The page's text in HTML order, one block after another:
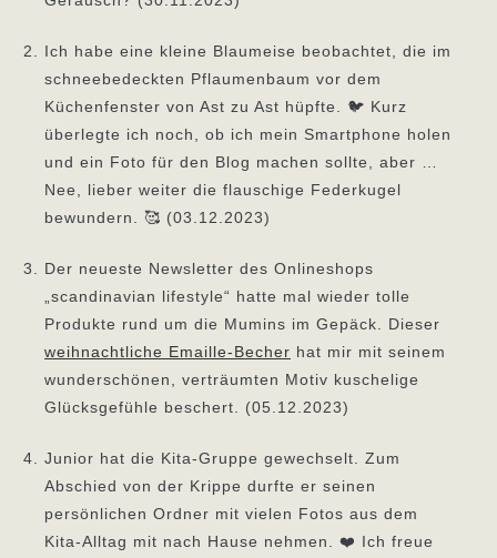
Ich habe eine kleine Blaumeise beobachtet, die im
schneebedeckten Pflaumenbaum vor dem
Küchenfenster von Ast zu Ast hüpfte. 🐦 Kurz
überlegte ich noch, ob ich mein Smartphone holen
und ein Foto für den Blog machen sollte, aber …
Nee, lieber weiter die flauschige Federkugel
bewundern. 🥰 (03.12.2023)
Der neueste Newsletter des Onlineshops
„scandinavian lifestyle“ hatte mal wieder tolle
Produkte rund um die Mumins im Gepäck. Dieser
weihnachtliche Emaille-Becher hat mir mit seinem
wunderschönen, verträumten Motiv kuschelige
Glücksgefühle beschert. (05.12.2023)
Junior hat die Kita-Gruppe gewechselt. Zum
Abschied von der Krippe durfte er seinen
persönlichen Ordner mit vielen Fotos aus dem
Kita-Alltag mit nach Hause nehmen. ❤️ Ich freue